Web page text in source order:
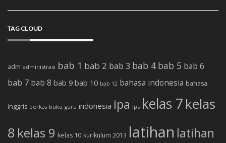
TAG CLOUD
adm administrasi bab 1 bab 2 bab 3 bab 4 bab 5 bab 6
bab 7 bab 8 bab 9 bab 10 bab 12 bahasa indonesia bahasa
inggris berkas buku guru indonesia ipa ips kelas 7kelas
8 kelas 9 kelas 10 kurikulum 2013 latihan latihan